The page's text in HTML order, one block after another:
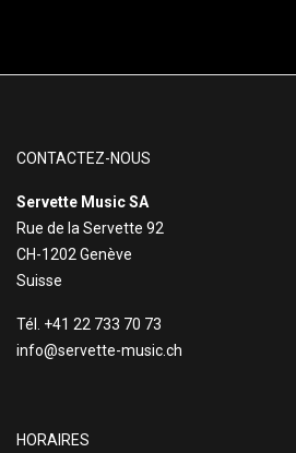
CONTACTEZ-NOUS
Servette Music SA
Rue de la Servette 92
CH-1202 Genève
Suisse
Tél. +41 22 733 70 73
info@servette-music.ch
HORAIRES